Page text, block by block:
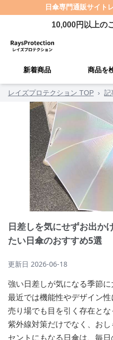
日傘専門通販サイト
10,000円以上の
新着商品 商品を
レイズプロテクション TOP › 記
日差しを気にせずお出か
たい日傘のおすすめ5選
更新日 2026-06-18
強い日差しが気になる季節に
最近では機能性やデザイン性
売り場でも目を引く存在とな
紫外線対策だけでなく、お
セントにもなる日傘は、毎